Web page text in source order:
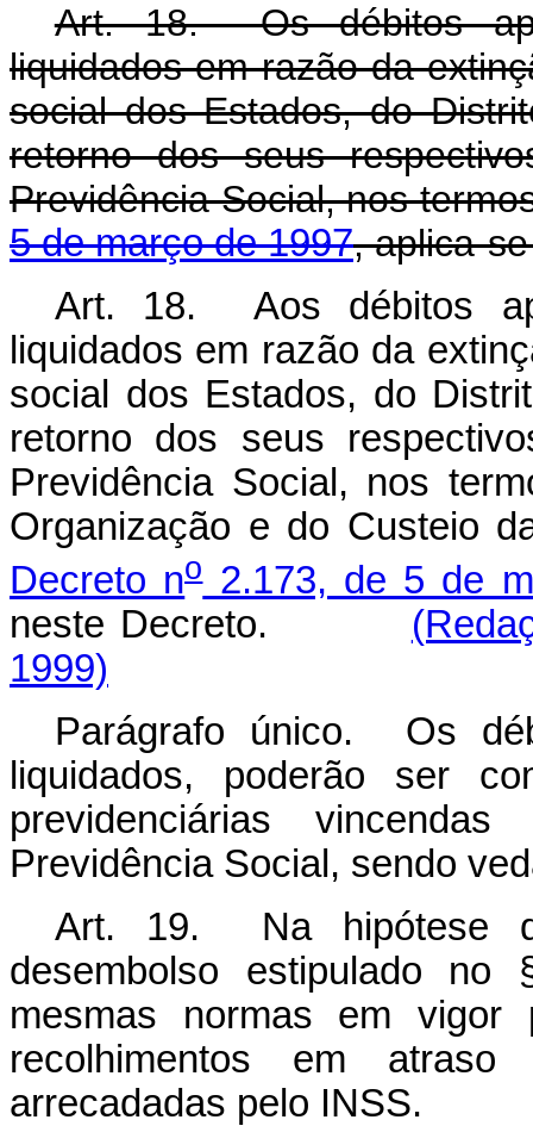
Art. 18. Os débitos
liquidados em razão da
social dos Estados, do
retorno dos seus
Previdência Social, nos
5 de março de 1997, aplica-
Art. 18. Aos débitos
liquidados em razão da
social dos Estados, do
retorno dos seus
Previdência Social, nos
Organização e do Custeio
Decreto no2.173, de 5 de
neste Decreto.
1999)
Parágrafo único. Os
liquidados, poderão ser
previdenciárias
Previdência Social, sendo
Art. 19. Na hipótese
desembolso estipulado no
mesmas normas em vigor
recolhimentos em atraso
arrecadadas pelo INSS.